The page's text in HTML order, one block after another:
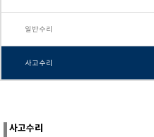
일반수리
사고수리
사고수리